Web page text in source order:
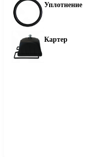
Уплотнение
Картер